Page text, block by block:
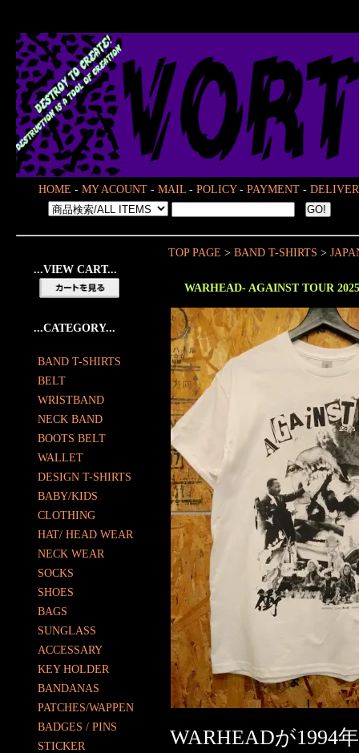
HOME - MY ACOUNT - MAIL - POLICY- PAYMENT -
...VIEW CART...
...CATEGORY...
BAND T-SHIRTS
BELT
WRISTBAND
NECK BAND
BOOTS BELT
WALLET
DESIGN T-SHIRTS
BABY/KIDS
CLOTHING
HAT/ HEAD WEAR
NECK WEAR
SOCKS
SHOES
BAGS
SUNGLASS
ACCESSARY
KEY HOLDER
BANDANAS
PATCHES/WAPPEN
BADGES / PINS
STICKER
TOP PAGE > BAND T-SHIRTS >
WARHEAD- AGAINST TOUR
WARHEADが1994